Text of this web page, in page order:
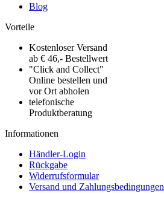
Blog
Vorteile
Kostenloser Versand
ab € 46,- Bestellwert
"Click and Collect"
Online bestellen und
vor Ort abholen
telefonische
Produktberatung
Informationen
Händler-Login
Rückgabe
Widerrufsformular
Versand und Zahlungsbedingungen